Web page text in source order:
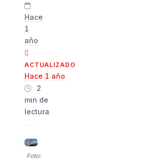
Hace
1
año
ACTUALIZADO
Hace 1 año
2
min de
lectura
Foto: